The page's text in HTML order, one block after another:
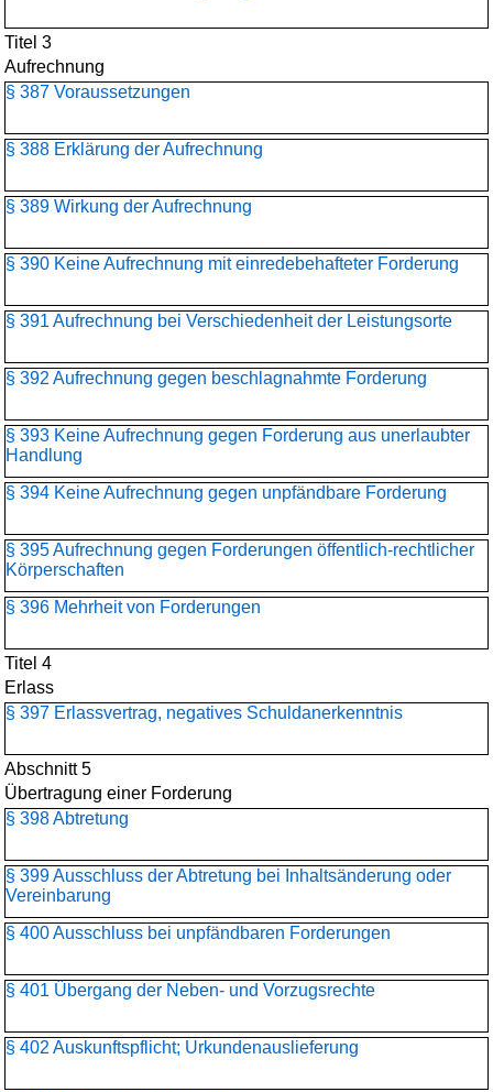
Titel 3
Aufrechnung
§ 387 Voraussetzungen
§ 388 Erklärung der Aufrechnung
§ 389 Wirkung der Aufrechnung
§ 390 Keine Aufrechnung mit einredebehafteter Forderung
§ 391 Aufrechnung bei Verschiedenheit der Leistungsorte
§ 392 Aufrechnung gegen beschlagnahmte Forderung
§ 393 Keine Aufrechnung gegen Forderung aus unerlaubter
Handlung
§ 394 Keine Aufrechnung gegen unpfändbare Forderung
§ 395 Aufrechnung gegen Forderungen öffentlich-rechtlicher
Körperschaften
§ 396 Mehrheit von Forderungen
Titel 4
Erlass
§ 397 Erlassvertrag, negatives Schuldanerkenntnis
Abschnitt 5
Übertragung einer Forderung
§ 398 Abtretung
§ 399 Ausschluss der Abtretung bei Inhaltsänderung oder
Vereinbarung
§ 400 Ausschluss bei unpfändbaren Forderungen
§ 401 Übergang der Neben- und Vorzugsrechte
§ 402 Auskunftspflicht; Urkundenauslieferung